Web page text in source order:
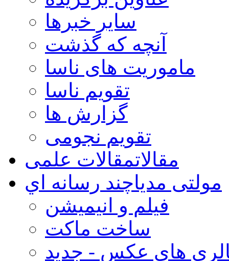
سایر خبرها
آنچه که گذشت
ماموریت های ناسا
تقویم ناسا
گزارش ها
تقویم نجومی
مقالاتمقالات علمی
مولتی مدیاچند رسانه اي
فیلم و انیمیشن
ساخت ماکت
های عکس - جدید